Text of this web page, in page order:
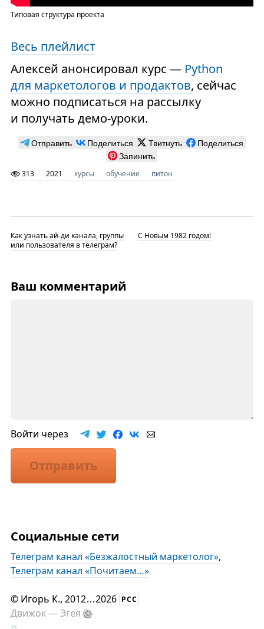
Типовая структура проекта
Весь плейлист
Алексей анонсировал курс — Python
для маркетологов и продактов, сейчас
можно подписаться на рассылку
и получать демо-уроки.
Отправить Поделиться Твитнуть
Поделиться
Запинить
313 2021 курсы обучение питон
Как узнать ай-ди канала, группы
или пользователя в телеграм?
С Новым 1982 годом!
Ваш комментарий
Войти через
Отправить
Социальные сети
Телеграм канал «Безжалостный маркетолог»,
Телеграм канал «Почитаем…»
© Игорь К., 2012...2026 РСС
Движок —Эгея